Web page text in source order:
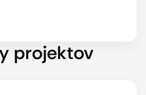
projektov